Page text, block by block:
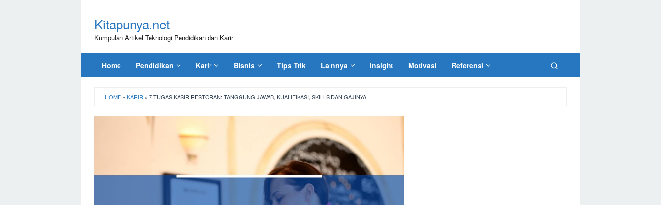
kontenKitapunya.net
Kumpulan Artikel Teknologi Pendidikan dan Karir
Home Pendidikan Karir Bisnis Tips Trik Lainnya Insight Motivasi Referensi
HOME » KARIR » 7 TUGAS KASIR RESTORAN: TANGGUNG JAWAB, KUALIFIKASI, SKILLS DAN GAJINYA